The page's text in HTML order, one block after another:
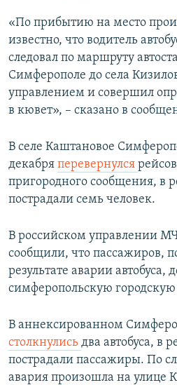
КРЫМ.НЕПОКОРЕННЫЙ
ELIFBE
УКРАИНСКАЯ ПРОБЛЕМА КРЫМА
Все сайты RFE/RL
«По прибытию на место
известно, что водитель
следовал по маршруту
Симферополе до села
управлением и совершил
в кювет», – сказано в
В селе Каштановое
декабря перевернулся
пригородного сообщения, в
пострадали семь человек.
В российском управлении
сообщили, что пассажиров,
результате аварии автобуса,
симферопольскую
В аннексированном
столкнулись два автобуса, в
пострадали пассажиры. По
авария произошла на улице